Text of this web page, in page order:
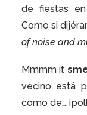
de fiestas
Como si
of noise and
Mmmm it
vecino está
como de…